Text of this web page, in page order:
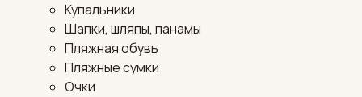
Купальники
Шапки, шляпы, панамы
Пляжная обувь
Пляжные сумки
Очки